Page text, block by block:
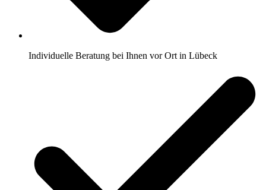
Individuelle Beratung bei Ihnen vor Ort in Lübeck